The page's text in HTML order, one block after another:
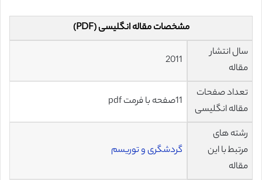
مشخصات مقاله انگلیسی (PDF)
سال انتشار
مقاله
2011
تعداد صفحات
مقاله انگلیسی
11صفحه با فرمت pdf
رشته های
مرتبط با این
مقاله
گردشگری و توریسم